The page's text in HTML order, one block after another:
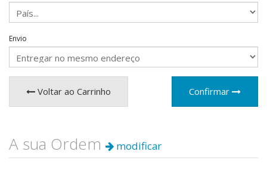
Envio
Voltar ao Carrinho Confirmar
A sua Ordem modificar